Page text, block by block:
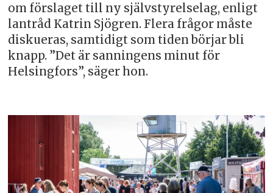
om förslaget till ny självstyrelselag, enligt
lantråd Katrin Sjögren. Flera frågor måste
diskueras, samtidigt som tiden börjar bli
knapp. ”Det är sanningens minut för
Helsingfors”, säger hon.